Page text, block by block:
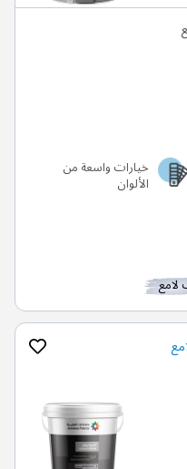
خيارات واسعة من
الألوان